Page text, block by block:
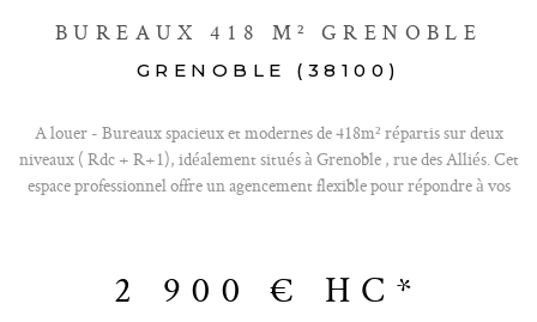
BUREAUX 418 M² GRENOBLE
GRENOBLE (38100)
A louer - Bureaux spacieux et modernes de 418m² répartis sur deux
niveaux ( Rdc + R+1), idéalement situés à Grenoble , rue des Alliés. Cet
espace professionnel offre un agencement flexible pour répondre à vos
Loyer annuel : 34.800 Euros - Charges annuelles : environ 3000 Euros -
2 900 € HC*